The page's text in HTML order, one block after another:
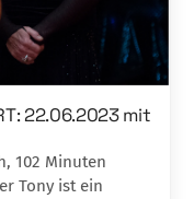
22.06.2023 mit
102 Minuten
Tony ist ein